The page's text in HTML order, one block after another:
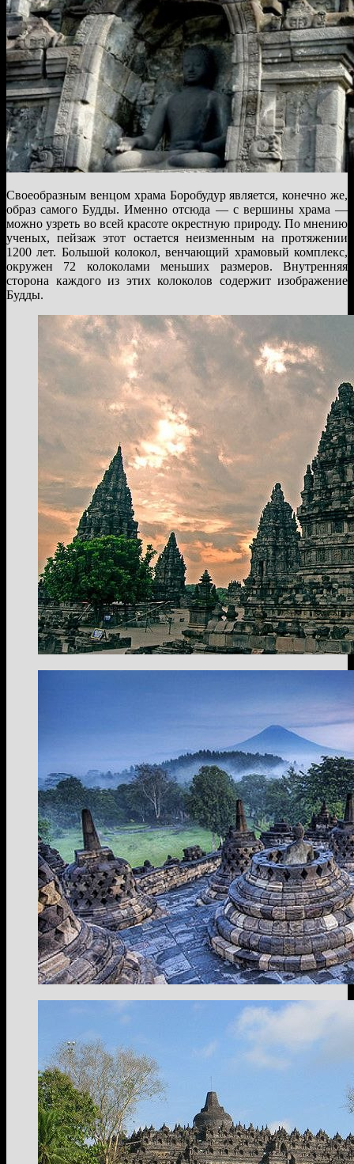
Своеобразным венцом храма Боробудур является, конечно же,
образ самого Будды. Именно отсюда — с вершины храма —
можно узреть во всей красоте окрестную природу. По мнению
ученых, пейзаж этот остается неизменным на протяжении
1200 лет. Большой колокол, венчающий храмовый комплекс,
окружен 72 колоколами меньших размеров. Внутренняя
сторона каждого из этих колоколов содержит изображение
Будды.